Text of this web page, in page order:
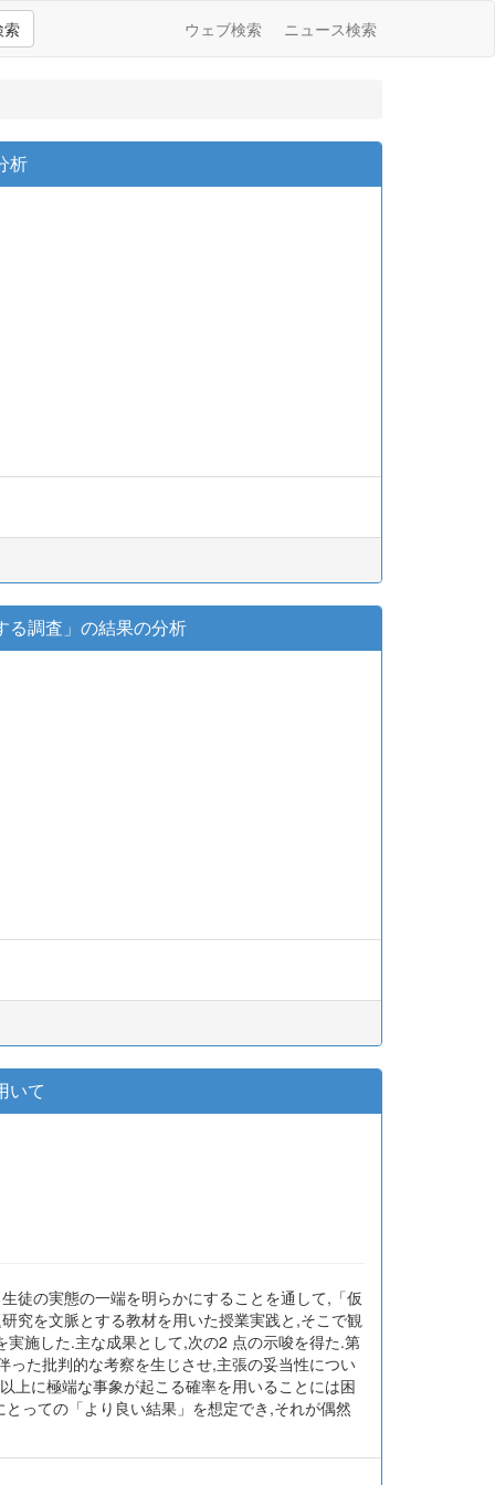
索 ウェブ検索 ニュース検索
析
る調査」の結果の分析
いて
徒の実態の一端を明らかにすることを通して,「仮
究を文脈とする教材を用いた授業実践と,そこで観
施した.主な成果として,次の2 点の示唆を得た.第
た批判的な考察を生じさせ,主張の妥当性につい
上に極端な事象が起こる確率を用いることには困
っての「より良い結果」を想定でき,それが偶然